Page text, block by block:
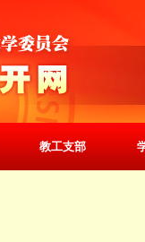
教工支部